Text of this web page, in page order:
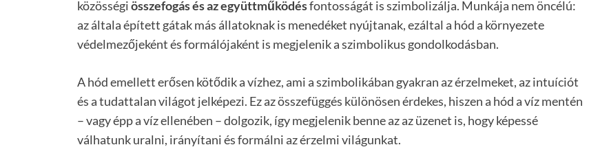
közösségiösszefogás és az együttműködésfontosságát is szimbolizálja. Munkája nem öncélú:
az általa épített gátak más állatoknak is menedéket nyújtanak, ezáltal a hód a környezete
védelmezőjeként és formálójaként is megjelenik a szimbolikus gondolkodásban.
A hód emellett erősen kötődik a vízhez, ami a szimbolikában gyakran az érzelmeket, az intuíciót
és a tudattalan világot jelképezi. Ez az összefüggés különösen érdekes, hiszen a hód a víz mentén
– vagy épp a víz ellenében – dolgozik, így megjelenik benne az az üzenet is, hogy képessé
válhatunk uralni, irányítani és formálni az érzelmi világunkat.